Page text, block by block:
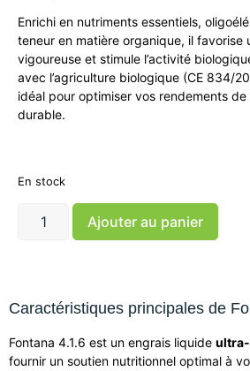
Enrichi en nutriments essentiels,
teneur en matière organique, il favorise
vigoureuse et stimule l’activité
avec l’agriculture biologique (CE 834/
idéal pour optimiser vos rendements
durable.
En stock
Ajouter au panier
Caractéristiques principales de
Fontana 4.1.6 est un engrais liquide
fournir un soutien nutritionnel optimal à